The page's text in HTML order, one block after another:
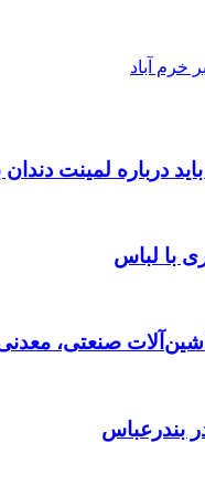
خرم آباد
درباره لمینت دندان
با لباس
صنعتی،
بندرعباس